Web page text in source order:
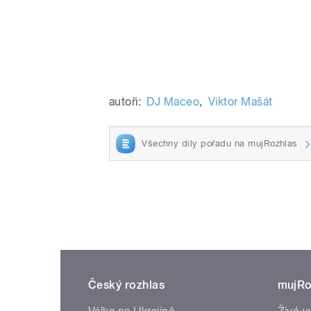
autoři: DJ Maceo, Viktor Mašát
Všechny díly pořadu na mujRozhlas
Český rozhlas